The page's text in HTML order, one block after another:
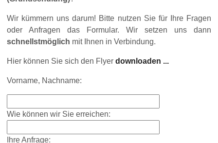
Wir kümmern uns darum! Bitte nutzen Sie für Ihre Fragen
oder Anfragen das Formular. Wir setzen uns dann
schnellstmöglich mit Ihnen in Verbindung.
Hier können Sie sich den Flyerdownloaden ...
Vorname, Nachname:
Wie können wir Sie erreichen:
Ihre Anfrage: